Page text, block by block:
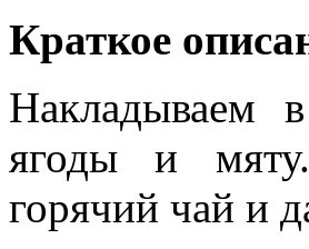
Краткое
Накладываем
ягоды и
горячий чай и